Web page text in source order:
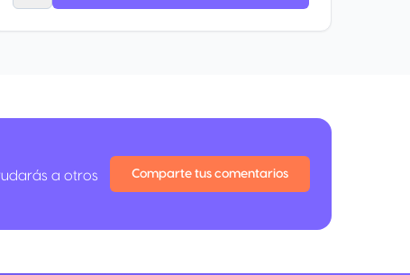
a otros
Comparte tus comentarios